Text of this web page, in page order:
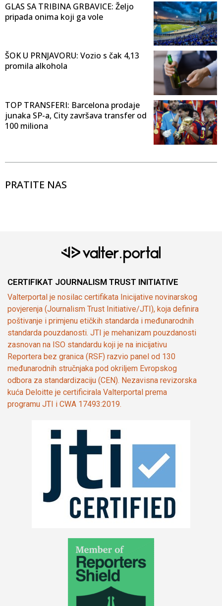
GLAS SA TRIBINA GRBAVICE: Željo
pripada onima koji ga vole
ŠOK U PRNJAVORU: Vozio s čak 4,13
promila alkohola
TOP TRANSFERI: Barcelona prodaje
junaka SP-a, City završava transfer od
100 miliona
PRATITE NAS
CERTIFIKAT JOURNALISM TRUST INITIATIVE
Valterportal je nosilac certifikata Inicijative novinarskog
povjerenja (Journalism Trust Initiative/JTI), koja definira
poštivanje i primjenu etičkih standarda i međunarodnih
standarda pouzdanosti. JTI je mehanizam pouzdanosti
zasnovan na ISO standardu koji je na inicijativu
Reportera bez granica (RSF) razvio panel od 130
međunarodnih stručnjaka pod okriljem Evropskog
odbora za standardizaciju (CEN). Nezavisna revizorska
kuća Deloitte je certificirala Valterportal prema
programu JTI i CWA 17493:2019.